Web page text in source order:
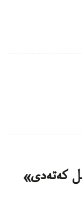
كەتەدى»